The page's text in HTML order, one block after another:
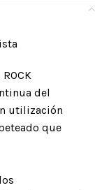
del
utilización
que